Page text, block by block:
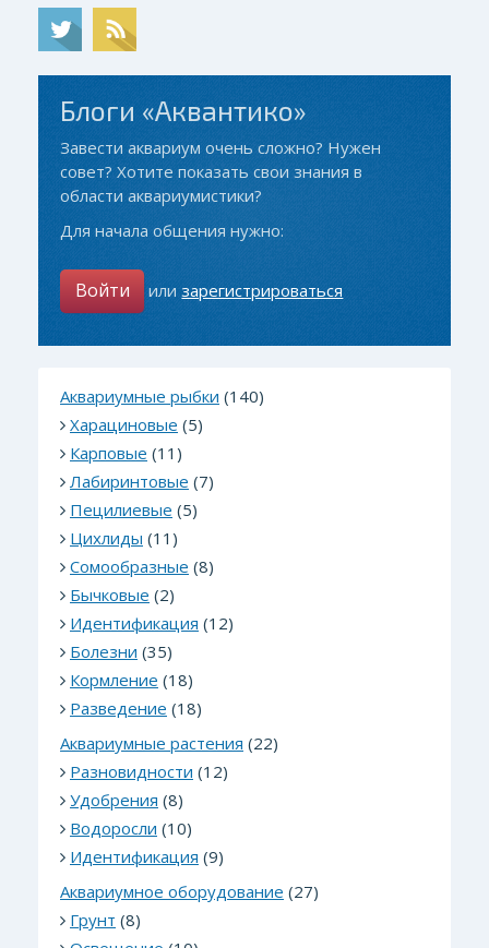
Блоги «Аквантико»
Завести аквариум очень сложно? Нужен
совет? Хотите показать свои знания в
области аквариумистики?
Для начала общения нужно:
Войти илизарегистрироваться
Аквариумные рыбки (140)
Харациновые (5)
Карповые (11)
Лабиринтовые (7)
Пецилиевые (5)
Цихлиды (11)
Сомообразные (8)
Бычковые (2)
Идентификация (12)
Болезни (35)
Кормление (18)
Разведение (18)
Аквариумные растения (22)
Разновидности (12)
Удобрения (8)
Водоросли (10)
Идентификация (9)
Аквариумное оборудование (27)
Грунт (8)